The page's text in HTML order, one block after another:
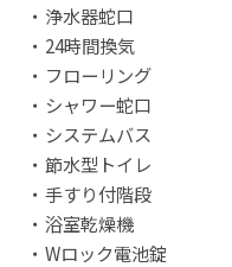
・浄水器蛇口
・24時間換気
・フローリング
・シャワー蛇口
・システムバス
・節水型トイレ
・手すり付階段
・浴室乾燥機
・Wロック電池錠